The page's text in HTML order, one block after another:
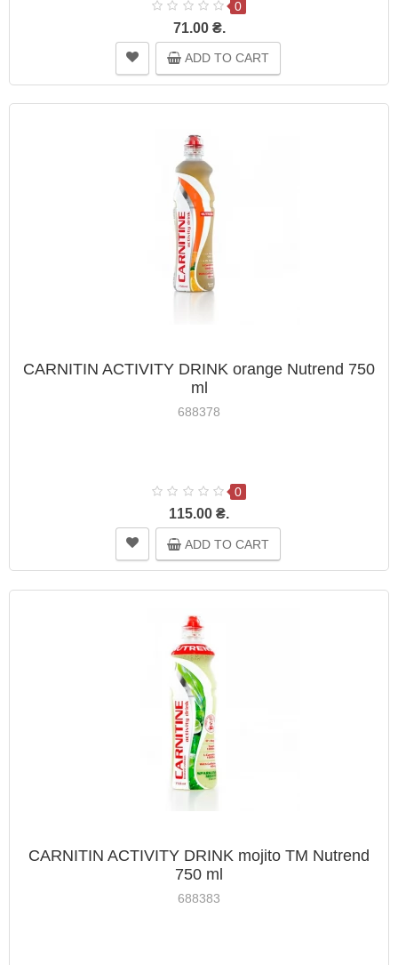
0
71.00 ₴.
ADD TO CART
CARNITIN ACTIVITY DRINK orange Nutrend 750
ml
688378
0
115.00 ₴.
ADD TO CART
CARNITIN ACTIVITY DRINK mojito TM Nutrend
750 ml
688383